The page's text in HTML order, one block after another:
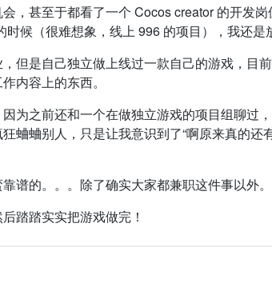
，甚至于都看了一个 Cocos creator 的开发
候（很难想象，线上 996 的项目），我还是
但是自己独立做上线过一款自己的游戏，目
内容上的东西。
为之前还和一个在做独立游戏的项目组聊过
蛐蛐别人，只是让我意识到了“啊原来真的
谱的。。。除了确实大家都兼职这件事以外
踏踏实实把游戏做完！